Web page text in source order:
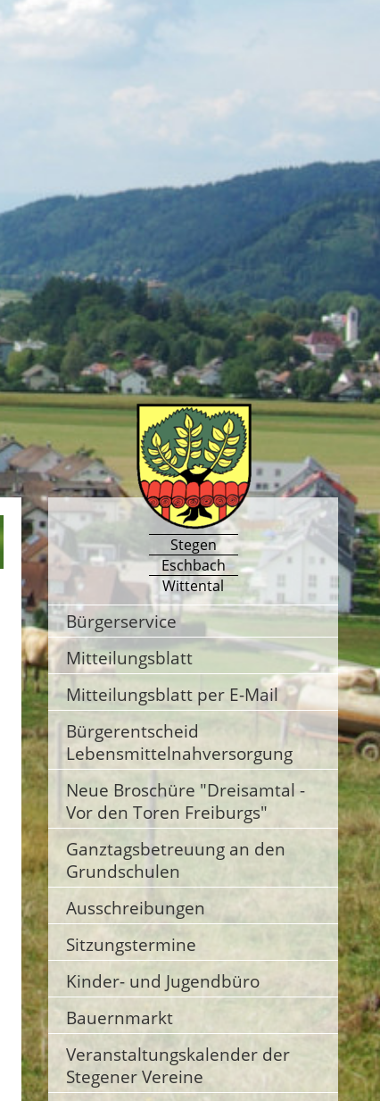
Stegen
Eschbach
Wittental
Bürgerservice
Mitteilungsblatt
Mitteilungsblatt per E-Mail
Bürgerentscheid
Lebensmittelnahversorgung
Neue Broschüre "Dreisamtal -
Vor den Toren Freiburgs"
Ganztagsbetreuung an den
Grundschulen
Ausschreibungen
Sitzungstermine
Kinder- und Jugendbüro
Bauernmarkt
Veranstaltungskalender der
Stegener Vereine